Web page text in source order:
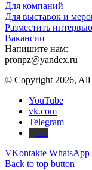
Для компаний
Для выставок и
Разместить интервью
Вакансии
Напишите нам:
pronpz@yandex.ru
© Copyright 2026,
YouTube
vk.com
Telegram
VKontakte WhatsApp
Back to top button